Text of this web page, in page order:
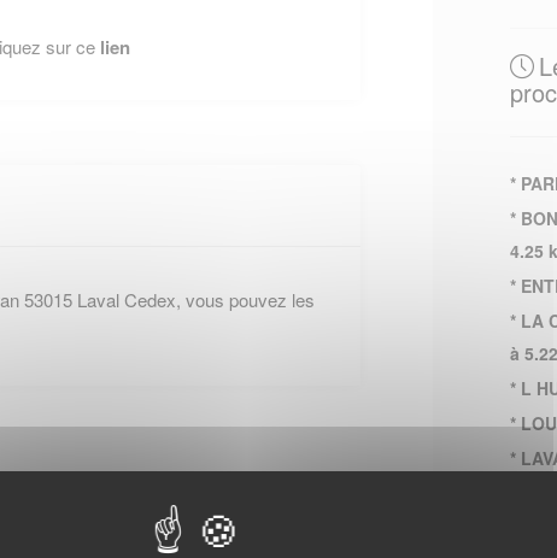
sur ce lien
53015 Laval Cedex, vous pouvez les
*
*
4.25
*
* LA
à
* L
*
*
*